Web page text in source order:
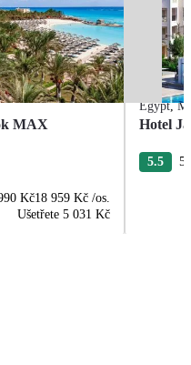
MAX
Kč18 959 Kč /os.
Ušetřete 5 031 Kč
Egypt,
Hotel
5.5